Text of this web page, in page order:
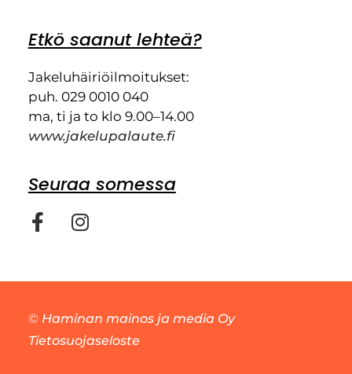
Etkö saanut lehteä?
Jakeluhäiriöilmoitukset:
puh. 029 0010 040
ma, ti ja to klo 9.00–14.00
www.jakelupalaute.fi
Seuraa somessa
© Haminan mainos ja media Oy
Tietosuojaseloste